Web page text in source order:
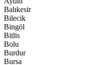
Balıkesir
Bilecik
Bingöl
Bitlis
Bolu
Burdur
Bursa